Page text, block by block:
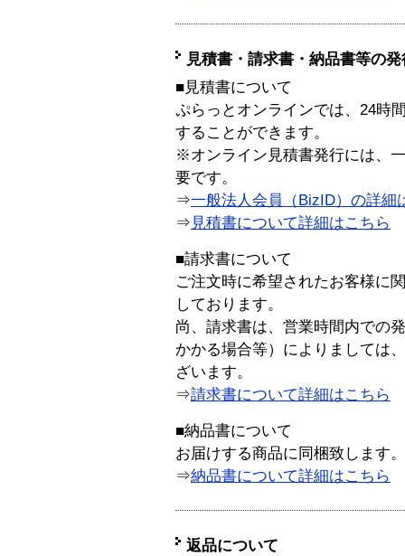
見積書・請求書・納品書等の
■見積書について
ぷらっとオンラインでは、24時
することができます。
※オンライン見積書発行には、
要です。
⇒一般法人会員（BizID）の詳細
⇒ 見積書について詳細はこちら
■請求書について
ご注文時に希望されたお客様に
しております。
尚、請求書は、営業時間内での
かかる場合等）によりましては
ざいます。
⇒請求書について詳細はこちら
■納品書について
お届けする商品に同梱致します。
⇒納品書について詳細はこちら
返品について